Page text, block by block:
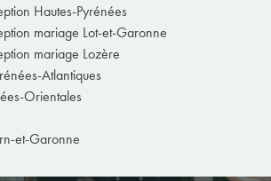
Hautes-Pyrénées
mariage Lot-et-Garonne
mariage Lozère
Atlantiques
Orientales
et-Garonne